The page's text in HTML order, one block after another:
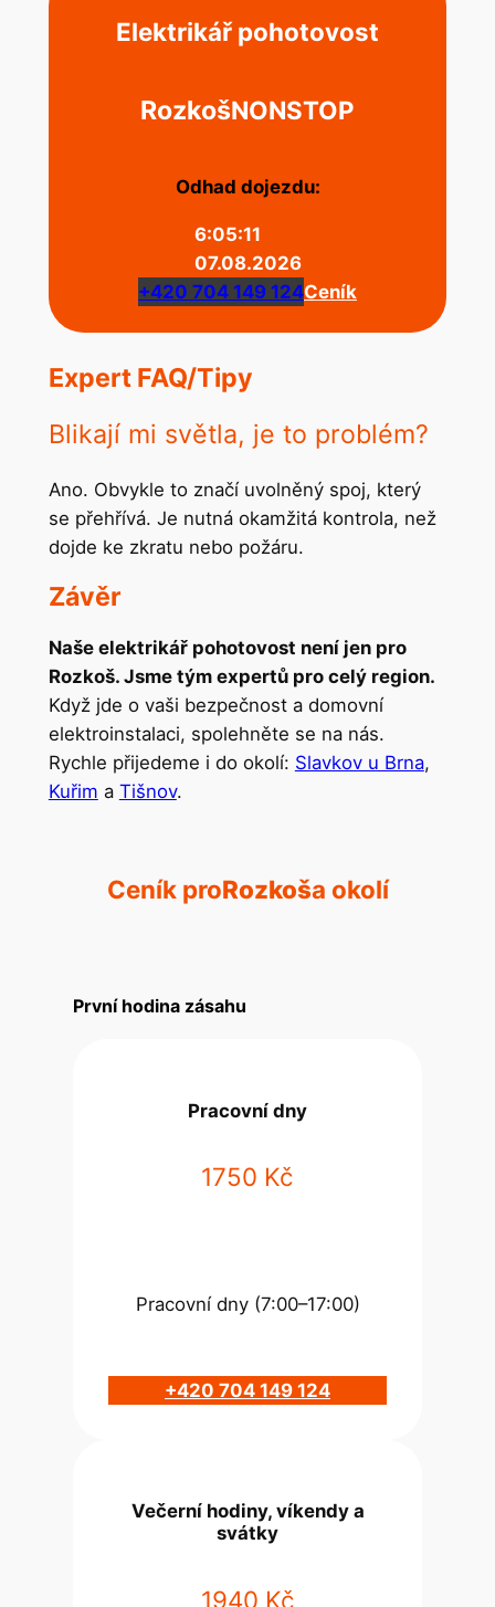
Elektrikář pohotovost
RozkošNONSTOP
Odhad dojezdu:
6:05:11
07.08.2026
+420 704 149 124Ceník
Expert FAQ/Tipy
Blikají mi světla, je to problém?
Ano. Obvykle to značí uvolněný spoj, který
se přehřívá. Je nutná okamžitá kontrola, než
dojde ke zkratu nebo požáru.
Závěr
Naše elektrikář pohotovost není jen pro
Rozkoš. Jsme tým expertů pro celý region.
Když jde o vaši bezpečnost a domovní
elektroinstalaci, spolehněte se na nás.
Rychle přijedeme i do okolí: Slavkov u Brna,
Kuřim a Tišnov.
Ceník proRozkoša okolí
První hodina zásahu
Pracovní dny
1750 Kč
Pracovní dny (7:00–17:00)
+420 704 149 124
Večerní hodiny, víkendy a
svátky
1940 Kč